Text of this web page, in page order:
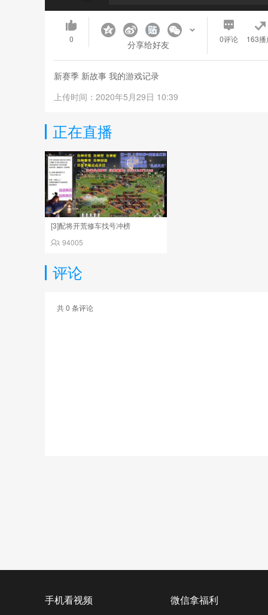
0 分享给好友 0评论 163播
新赛季 新故事 我的游戏记录
上传时间：2020年5月29日 10:39
正在直播
[3]配将开荒修车找号冲榜
94005
评论
共0 条评论
手机看视频 微信拿福利